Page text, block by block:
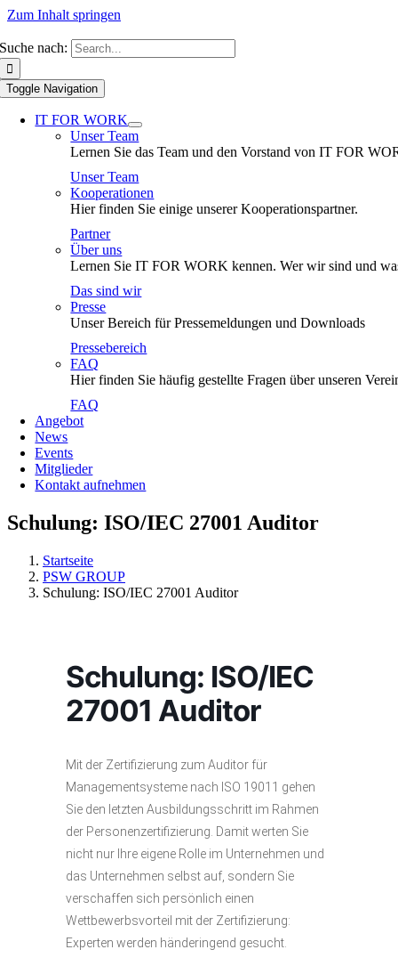
Zum Inhalt springen
Suche nach:
Toggle Navigation
IT FOR WORK
Unser Team
Lernen Sie das Team und den Vorstand von IT FOR
Unser Team
Kooperationen
Hier finden Sie einige unserer Kooperationspartner.
Partner
Über uns
Lernen Sie IT FOR WORK kennen. Wer wir sind und
Das sind wir
Presse
Unser Bereich für Pressemeldungen und Downloads
Pressebereich
FAQ
Hier finden Sie häufig gestellte Fragen über unseren
FAQ
Angebot
News
Events
Mitglieder
Kontakt aufnehmen
Schulung: ISO/IEC 27001 Auditor
Startseite
PSW GROUP
Schulung: ISO/IEC 27001 Auditor
Schulung: ISO/IEC
27001 Auditor
Mit der Zertifizierung zum Auditor für
Managementsysteme nach ISO 19011 gehen
Sie den letzten Ausbildungsschritt im Rahmen
der Personenzertifizierung. Damit werten Sie
nicht nur Ihre eigene Rolle im Unternehmen und
das Unternehmen selbst auf, sondern Sie
verschaffen sich persönlich einen
Wettbewerbsvorteil mit der Zertifizierung:
Experten werden händeringend gesucht.